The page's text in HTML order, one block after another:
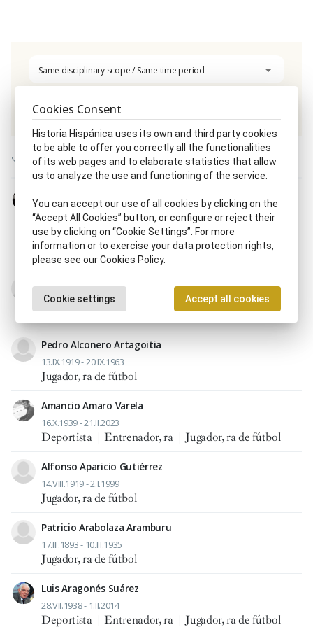
Same disciplinary scope / Same time period
Jugador, ra de fútbol
6.III.1904 - 22.III.1960
Abogado, da|Alcalde, sa|Diputado, da
parlamentario, ria|Historiador, ra |Jugador, ra de
fútbol | Político, ca|Profesor, ra
Paulino Alcántara Riestra
7.X.1896 - 13.II.1964
Entrenador, ra|Jugador, ra de fútbol
Pedro Alconero Artagoitia
13.IX.1919 - 20.IX.1963
Jugador, ra de fútbol
Amancio Amaro Varela
16.X.1939 - 21.II.2023
Deportista Entrenador, ra Jugador, ra de fútbol
Alfonso Aparicio Gutiérrez
14.VIII.1919 - 2.I.1999
Jugador, ra de fútbol
Patricio Arabolaza Aramburu
17.III.1893 - 10.III.1935
Jugador, ra de fútbol
Luis Aragonés Suárez
28.VII.1938 - 1.II.2014
Deportista Entrenador, ra Jugador, ra de fútbol
Cookies Consent
Historia Hispánica uses its own and third party cookies
to be able to offer you correctly all the functionalities
of its web pages and to elaborate statistics that allow
us to analyze the use and functioning of the service.
You can accept our use of all cookies by clicking on the
“Accept All Cookies” button, or configure or reject their
use by clicking on “Cookie Settings”. For more
information or to exercise your data protection rights,
please see our Cookies Policy.
Cookie settings Accept all cookies